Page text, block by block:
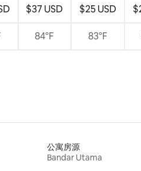
$37 USD $25 USD
84°F 83°F
公寓房源
Bandar Utama